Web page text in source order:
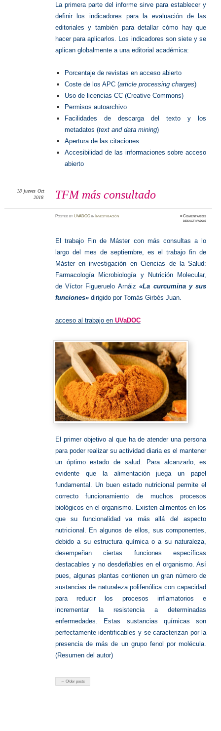
La primera parte del informe sirve para establecer y
definir los indicadores para la evaluación de las
editoriales y también para detallar cómo hay que
hacer para aplicarlos. Los indicadores son siete y se
aplican globalmente a una editorial académica:
Porcentaje de revistas en acceso abierto
Coste de los APC (article processing charges)
Uso de licencias CC (Creative Commons)
Permisos autoarchivo
Facilidades de descarga del texto y los
metadatos (text and data mining)
Apertura de las citaciones
Accesibilidad de las informaciones sobre acceso
abierto
TFM más consultado
18 jueves Oct
2018
PostedbyUVADOC in Investigación ≈Comentarios
desactivadosen
El trabajo Fin de Máster con más consultas a lo
largo del mes de septiembre, es el trabajo fin de
Máster en investigación en Ciencias de la Salud:
Farmacología Microbiología y Nutrición Molecular,
de Víctor Figueruelo Arnáiz«La curcumina y sus
funciones» dirigido por Tomás Girbés Juan.
acceso al trabajo enUVaDOC
El primer objetivo al que ha de atender una persona
para poder realizar su actividad diaria es el mantener
un óptimo estado de salud. Para alcanzarlo, es
evidente que la alimentación juega un papel
fundamental. Un buen estado nutricional permite el
correcto funcionamiento de muchos procesos
biológicos en el organismo. Existen alimentos en los
que su funcionalidad va más allá del aspecto
nutricional. En algunos de ellos, sus componentes,
debido a su estructura química o a su naturaleza,
desempeñan ciertas funciones específicas
destacables y no desdeñables en el organismo. Así
pues, algunas plantas contienen un gran número de
sustancias de naturaleza polifenólica con capacidad
para reducir los procesos inflamatorios e
incrementar la resistencia a determinadas
enfermedades. Estas sustancias químicas son
perfectamente identificables y se caracterizan por la
presencia de más de un grupo fenol por molécula.
(Resumen del autor)
← Older posts